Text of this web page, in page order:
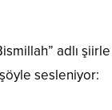
adlı
sesleniyor: